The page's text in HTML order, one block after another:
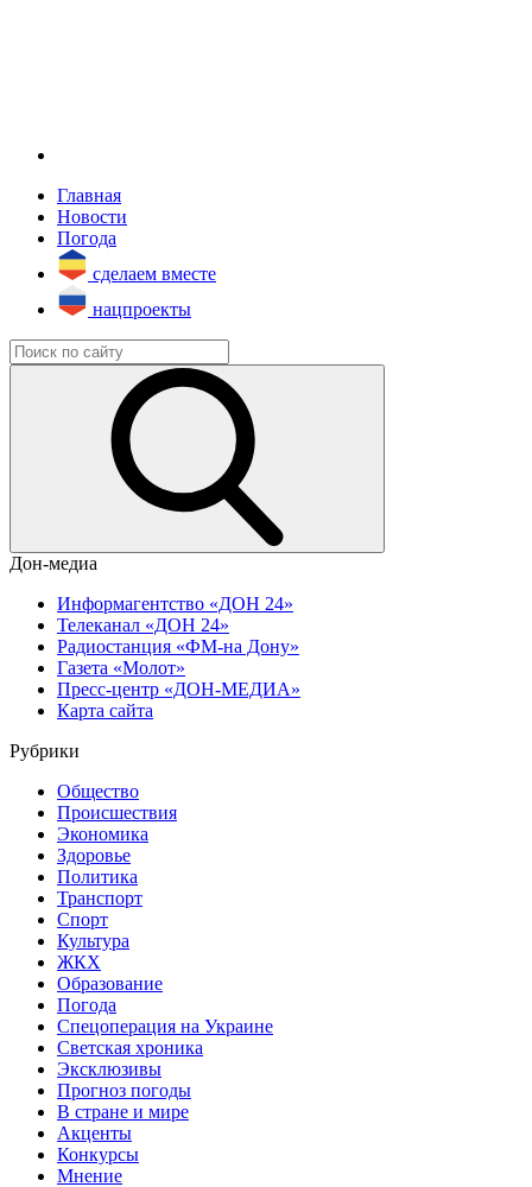
Главная
Новости
Погода
сделаем вместе
нацпроекты
Дон-медиа
Информагентство «ДОН 24»
Телеканал «ДОН 24»
Радиостанция «ФМ-на Дону»
Газета «Молот»
Пресс-центр «ДОН-МЕДИА»
Карта сайта
Рубрики
Общество
Происшествия
Экономика
Здоровье
Политика
Транспорт
Спорт
Культура
ЖКХ
Образование
Погода
Спецоперация на Украине
Светская хроника
Эксклюзивы
Прогноз погоды
В стране и мире
Акценты
Конкурсы
Мнение